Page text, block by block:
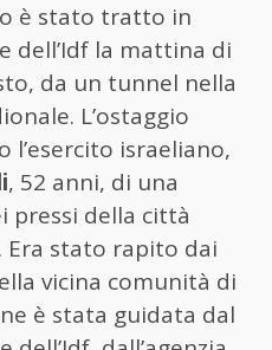
è stato tratto in
dell’Idf la mattina di
da un tunnel nella
L’ostaggio
l’esercito israeliano,
, 52 anni, di una
pressi della città
Era stato rapito dai
vicina comunità di
è stata guidata dal